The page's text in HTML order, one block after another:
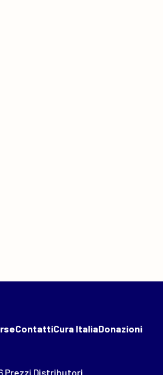
ContattiCura ItaliaDonazioni
Prezzi Distributori